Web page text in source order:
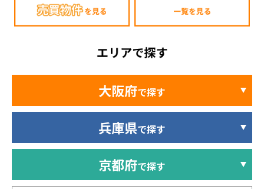
大阪府で探す
兵庫県で探す
京都府で探す